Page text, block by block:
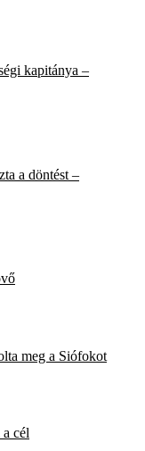
kapitánya –
a döntést –
meg a Siófokot
cél